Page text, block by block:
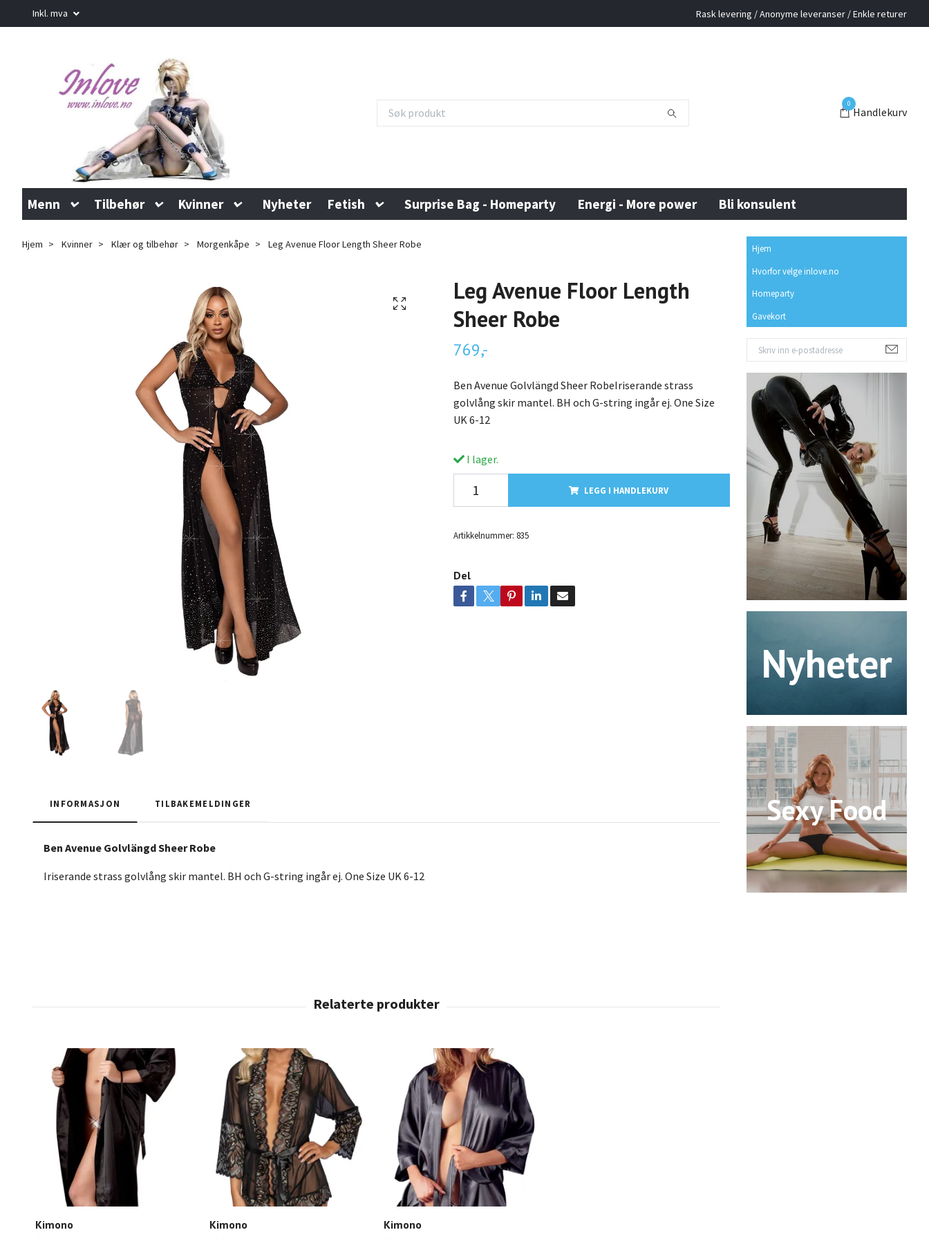
Inkl. mva Rask levering / Anonyme leveranser / Enkle returer
0
Handlekurv
Menn Tilbehør Kvinner Nyheter Fetish Surprise Bag - Homeparty Energi - More power Bli konsulent
Hjem
Hvorfor velge inlove.no
Homeparty
Gavekort
Nyheter
Sexy Food
Hjem Kvinner Klær og tilbehør Morgenkåpe Leg Avenue Floor Length Sheer Robe
Leg Avenue Floor Length
Sheer Robe
769,-
Ben Avenue Golvlängd Sheer RobeIriserande strass
golvlång skir mantel. BH och G-string ingår ej. One Size
UK 6-12
I lager.
LEGG I HANDLEKURV
Artikkelnummer: 835
Del
INFORMASJON TILBAKEMELDINGER
Ben Avenue Golvlängd Sheer Robe
Iriserande strass golvlång skir mantel. BH och G-string ingår ej. One Size UK 6-12
Kimono
Kimono
Kimono